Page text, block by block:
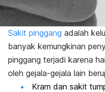
Sakit pinggang adalah
banyak kemungkinan
pinggang terjadi karena
oleh gejala-gejala lain
Kram dan sakit